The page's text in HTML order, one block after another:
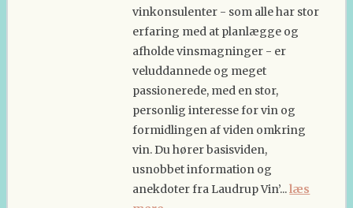
vinkonsulenter - som alle har stor
erfaring med at planlægge og
afholde vinsmagninger - er
veluddannede og meget
passionerede, med en stor,
personlig interesse for vin og
formidlingen af viden omkring
vin. Du hører basisviden,
usnobbet information og
anekdoter fra Laudrup Vin’...læs